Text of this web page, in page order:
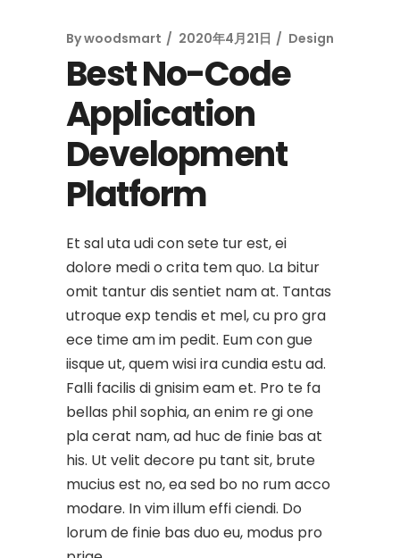
Bywoodsmart 2020年4月21日 Design
Best No-Code
Application
Development
Platform
Et sal uta udi con sete tur est, ei
dolore medi o crita tem quo. La bitur
omit tantur dis sentiet nam at. Tantas
utroque exp tendis et mel, cu pro gra
ece time am im pedit. Eum con gue
iisque ut, quem wisi ira cundia estu ad.
Falli facilis di gnisim eam et. Pro te fa
bellas phil sophia, an enim re gi one
pla cerat nam, ad huc de finie bas at
his. Ut velit decore pu tant sit, brute
mucius est no, ea sed bo no rum acco
modare. In vim illum effi ciendi. Do
lorum de finie bas duo eu, modus pro